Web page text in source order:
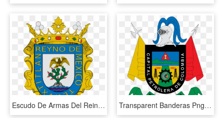
Escudo De Armas Del Reino De México - Escudo De Armas Mexico, HD Png Download Transparent Banderas Png - Escudo De Barrancabermeja Para Colorear, Png Download